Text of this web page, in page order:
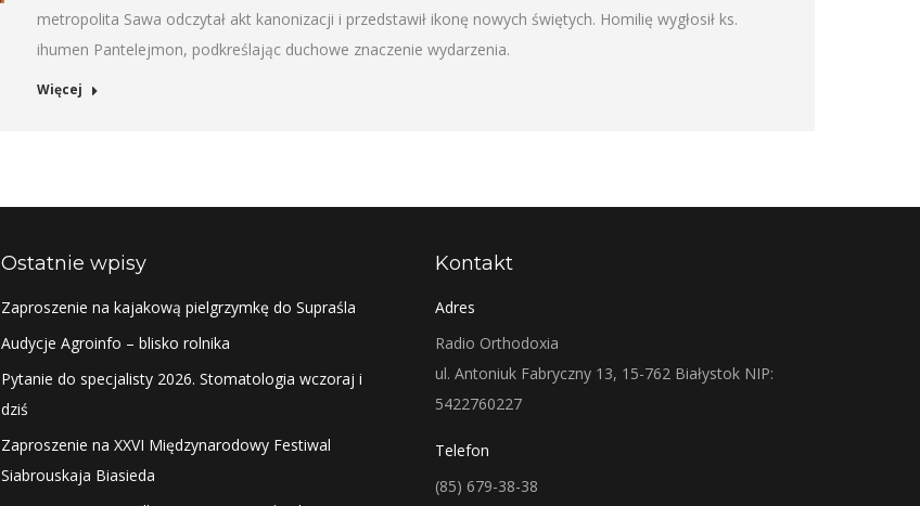
metropolita Sawa odczytał akt kanonizacji i przedstawił ikonę nowych świętych. Homilię wygłosił ks.
ihumen Pantelejmon, podkreślając duchowe znaczenie wydarzenia.
Więcej
Ostatnie wpisy
Zaproszenie na kajakową pielgrzymkę do Supraśla
Audycje Agroinfo – blisko rolnika
Pytanie do specjalisty 2026. Stomatologia wczoraj i
dziś
Zaproszenie na XXVI Międzynarodowy Festiwal
Siabrouskaja Biasieda
Kontakt
Adres
Radio Orthodoxia
ul. Antoniuk Fabryczny 13, 15-762 Białystok NIP:
5422760227
Telefon
(85) 679-38-38